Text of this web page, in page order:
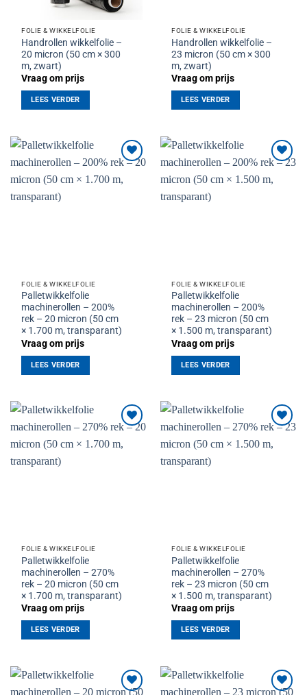
FOLIE & WIKKELFOLIE
Handrollen wikkelfolie –
20 micron (50 cm × 300
m, zwart)
Vraag om prijs
LEES VERDER
FOLIE & WIKKELFOLIE
Handrollen wikkelfolie –
23 micron (50 cm × 300
m, zwart)
Vraag om prijs
LEES VERDER
aan
FOLIE & WIKKELFOLIE
Palletwikkelfolie
machinerollen – 200%
rek – 20 micron (50 cm
× 1.700 m, transparant)
Vraag om prijs
LEES VERDER
aan
FOLIE & WIKKELFOLIE
Palletwikkelfolie
machinerollen – 200%
rek – 23 micron (50 cm
× 1.500 m, transparant)
Vraag om prijs
LEES VERDER
aan
FOLIE & WIKKELFOLIE
Palletwikkelfolie
machinerollen – 270%
rek – 20 micron (50 cm
× 1.700 m, transparant)
Vraag om prijs
LEES VERDER
aan
FOLIE & WIKKELFOLIE
Palletwikkelfolie
machinerollen – 270%
rek – 23 micron (50 cm
× 1.500 m, transparant)
Vraag om prijs
LEES VERDER